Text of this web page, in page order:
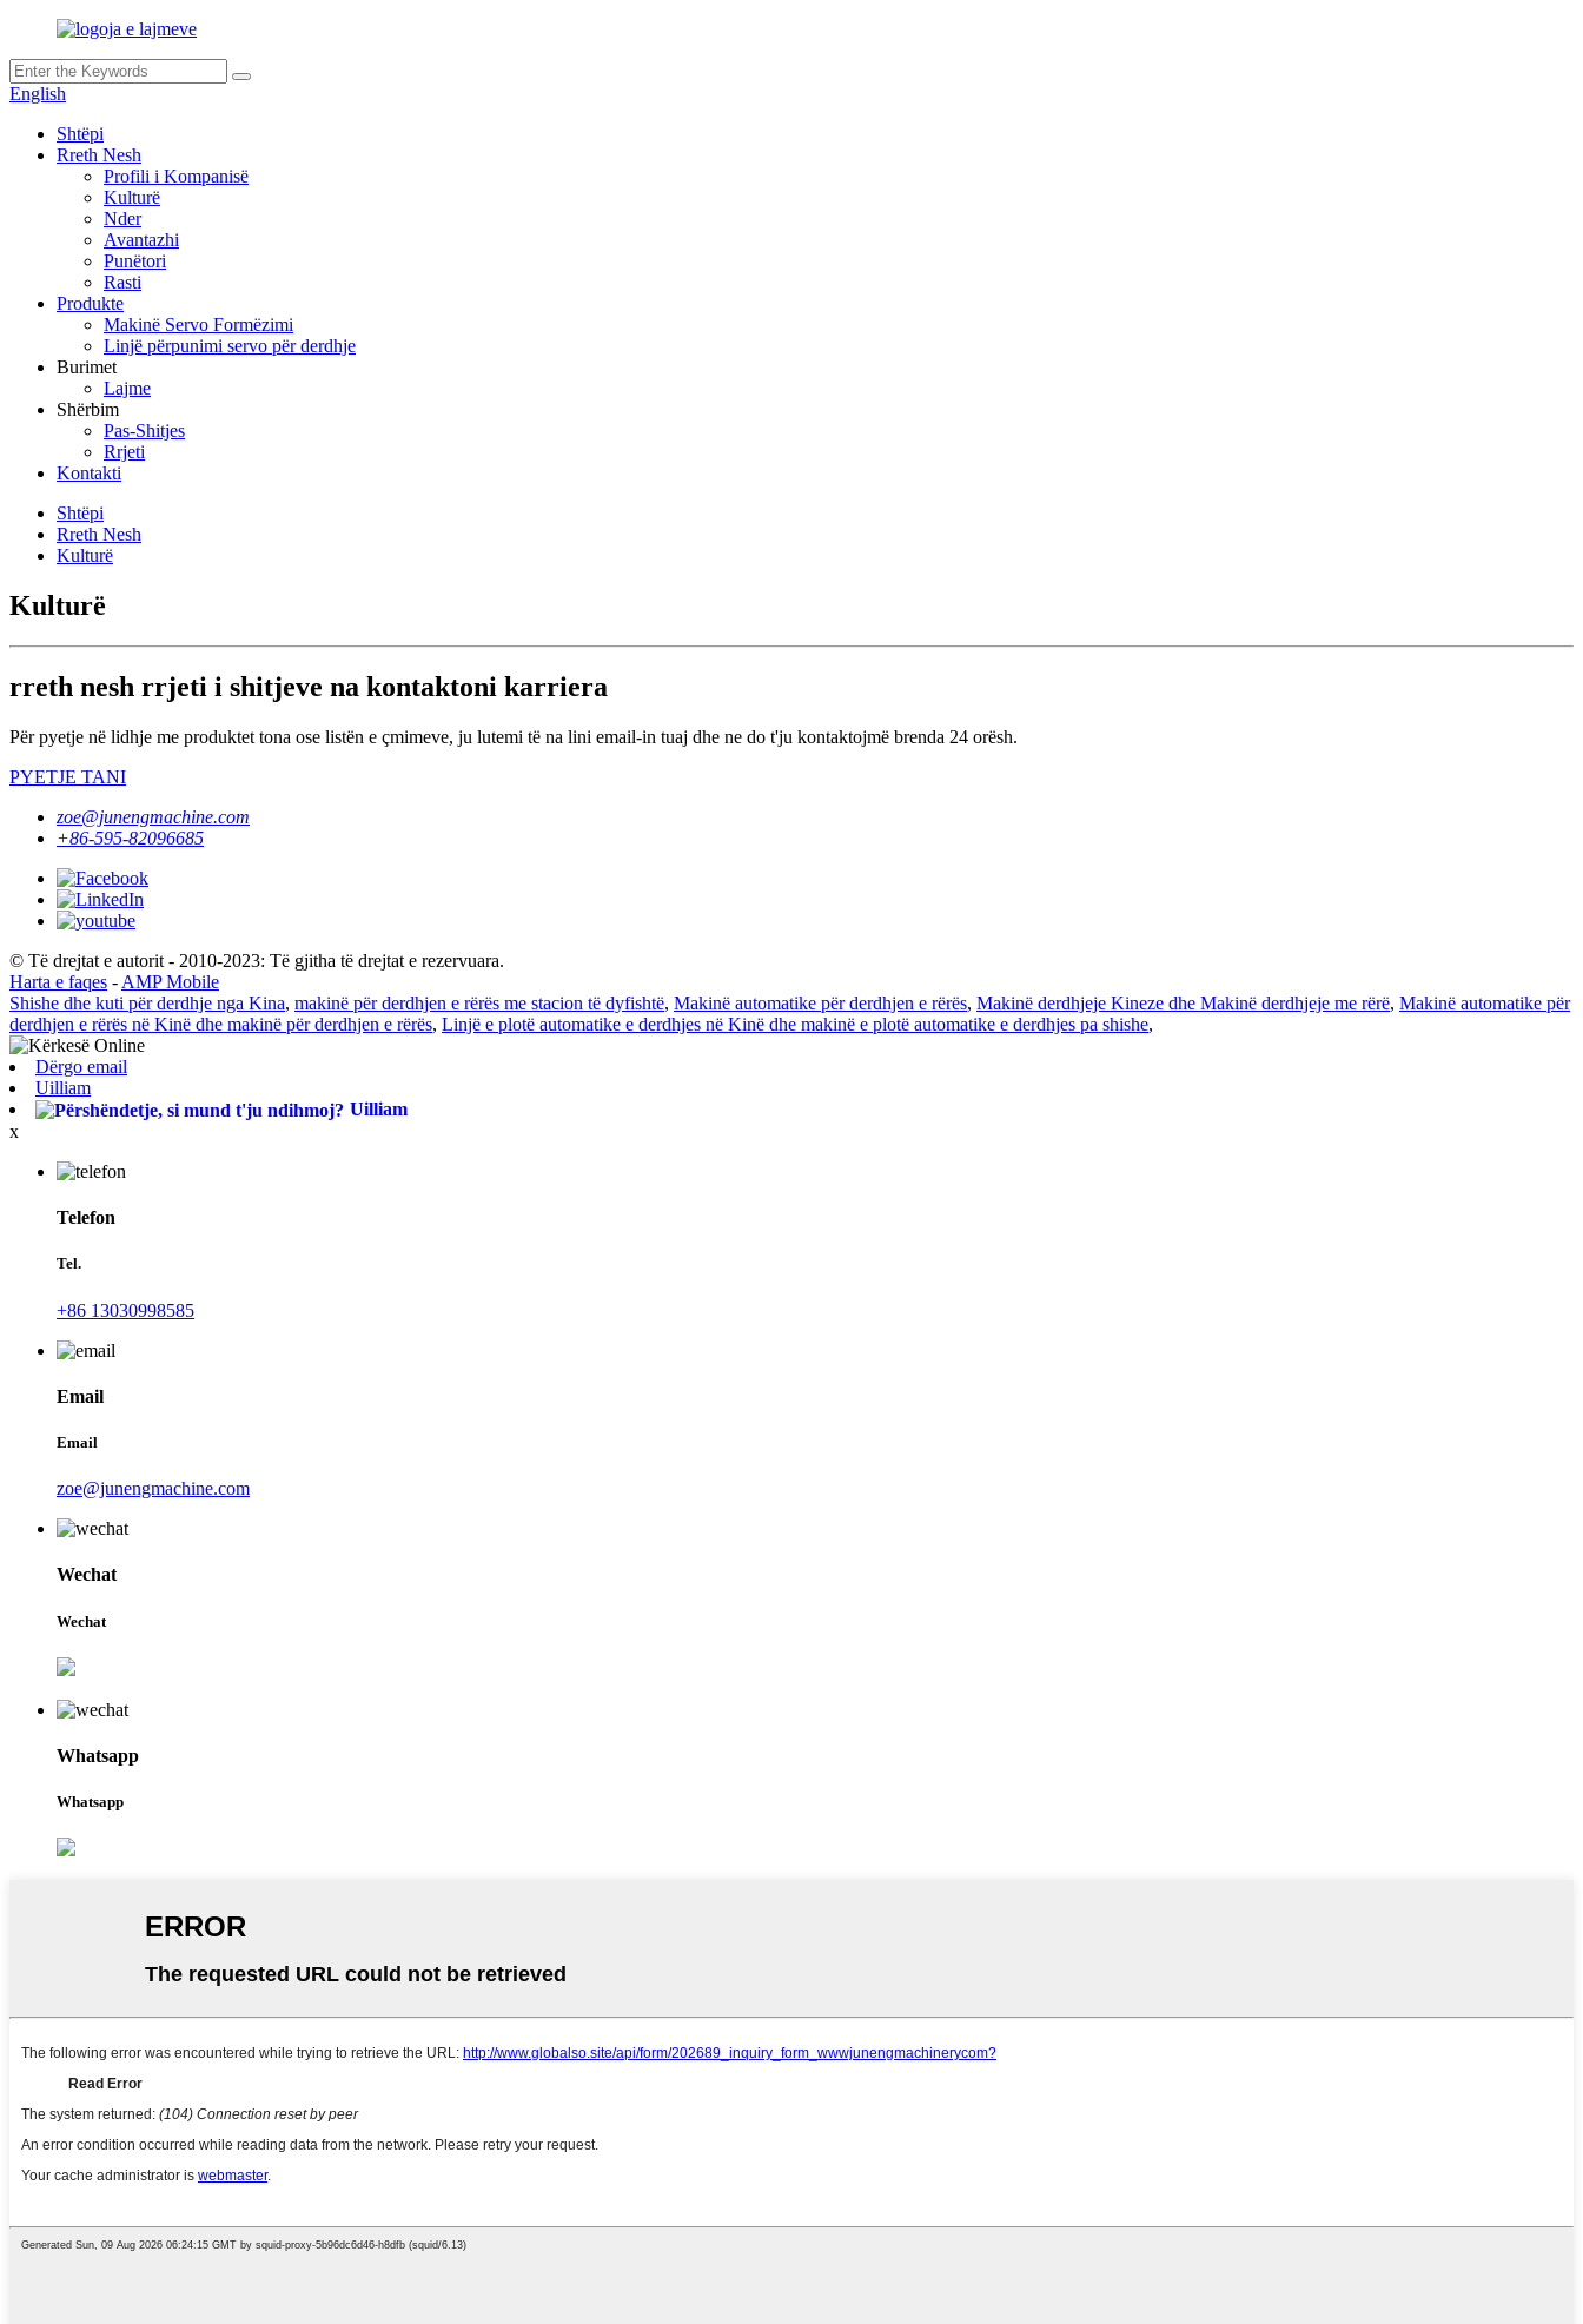
English
Shtëpi
Rreth Nesh
Profili i Kompanisë
Kulturë
Nder
Avantazhi
Punëtori
Rasti
Produkte
Makinë Servo Formëzimi
Linjë përpunimi servo për derdhje
Burimet
Lajme
Shërbim
Pas-Shitjes
Rrjeti
Kontakti
Shtëpi
Rreth Nesh
Kulturë
Kulturë
rreth nesh rrjeti i shitjeve na kontaktoni karriera
Për pyetje në lidhje me produktet tona ose listën e çmimeve, ju lutemi të na lini email-in tuaj dhe ne do t'ju kontaktojmë brenda 24 orësh.
PYETJE TANI
zoe@junengmachine.com
+86-595-82096685
© Të drejtat e autorit - 2010-2023: Të gjitha të drejtat e rezervuara.
Harta e faqes - AMP Mobile
Shishe dhe kuti për derdhje nga Kina, makinë për derdhjen e rërës me stacion të dyfishtë, Makinë automatike për derdhjen e rërës, Makinë derdhjeje Kineze dhe Makinë derdhjeje me rërë, Makinë automatike për
derdhjen e rërës në Kinë dhe makinë për derdhjen e rërës, Linjë e plotë automatike e derdhjes në Kinë dhe makinë e plotë automatike e derdhjes pa shishe,
Dërgo email
Uilliam
Uilliam
x
Telefon
Tel.
+86 13030998585
Email
Email
zoe@junengmachine.com
Wechat
Wechat
Whatsapp
Whatsapp